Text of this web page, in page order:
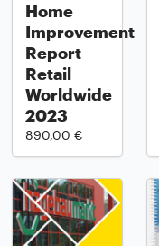
Home
Improvement
Report
Retail
Worldwide
2023
890,00 €